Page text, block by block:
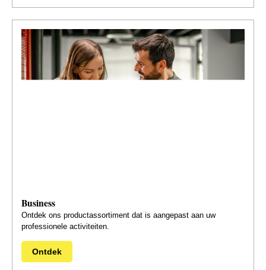
Business
Ontdek ons productassortiment dat is aangepast aan uw
professionele activiteiten.
Ontdek